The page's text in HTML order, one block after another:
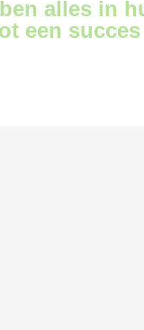
alles in
een